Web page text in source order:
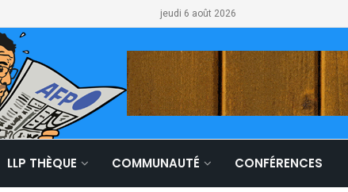
jeudi 6 août 2026
LLP THÈQUE COMMUNAUTÉ CONFÉRENCES